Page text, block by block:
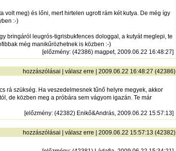
volt meg) és lőni, mert hirtelen ugrott rám két kutya. De még így
:-)
bringáról leugrós-tigrisbukfences dologgal, a kutyát meglepi, te
még manikűrözhetnek is közben :-)
[előzmény: (42386) magpet, 2009.06.22 16:48:27]
hozzászólásai válasz erre | 2009.06.22 16:48:27 (42386)
rá szükség. Ha veszedelmesnek tűnő helyre megyek, akkor
de közben meg a próbára sem vágyom igazán. Te már
[előzmény: (42382) Enikő&András, 2009.06.22 15:57:13]
hozzászólásai válasz erre | 2009.06.22 15:57:13 (42382)